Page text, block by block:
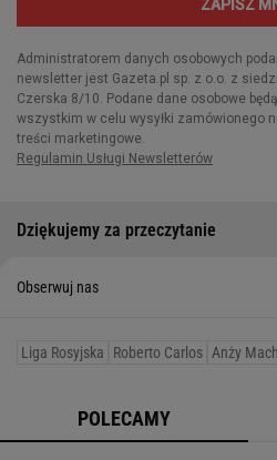
Dziękujemy za przeczytanie
Obserwuj nas
Liga Rosyjska Roberto Carlos Anży
POLECAMY